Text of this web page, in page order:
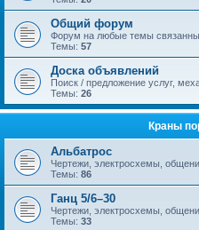
Общий форум
Форум на любые темы
Темы: 57
Доска объявлений
Поиск / предложение услуг,
Темы: 26
Краны
Альбатрос
Чертежи, электросхемы,
Темы: 86
Ганц 5/6–30
Чертежи, электросхемы,
Темы: 33